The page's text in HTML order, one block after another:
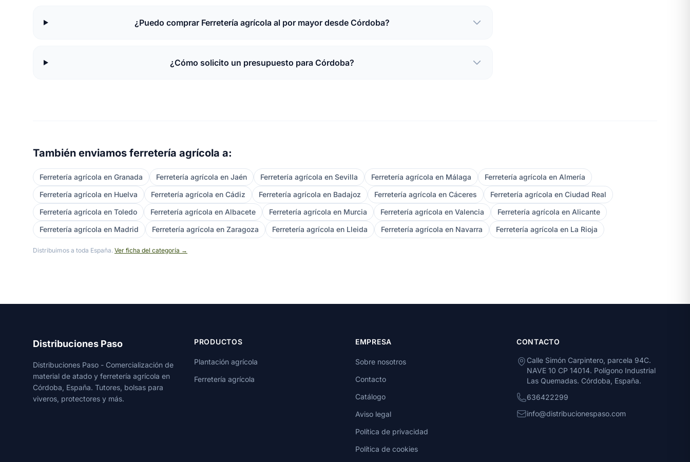
¿Puedo comprar Ferretería agrícola al por mayor desde Córdoba?
¿Cómo solicito un presupuesto para Córdoba?
También enviamos ferretería agrícola a:
Ferretería agrícola en Granada Ferretería agrícola en Jaén Ferretería agrícola en Sevilla Ferretería agrícola en Málaga
Ferretería agrícola en Almería
Ferretería agrícola en Huelva
Ferretería agrícola en Cádiz Ferretería agrícola en Badajoz Ferretería agrícola en Cáceres
Ferretería agrícola en Ciudad Real
Ferretería agrícola en Toledo
Ferretería agrícola en Albacete Ferretería agrícola en Murcia Ferretería agrícola en Valencia
Ferretería agrícola en Alicante
Ferretería agrícola en Madrid
Ferretería agrícola en Zaragoza Ferretería agrícola en Lleida Ferretería agrícola en Navarra Ferretería agrícola en La Rioja
Distribuimos a toda España. Ver ficha del categoría →
Distribuciones Paso
Distribuciones Paso - Comercialización de
material de atado y ferretería agrícola en
Córdoba, España. Tutores, bolsas para
viveros, protectores y más.
PRODUCTOS
Plantación agrícola
Ferretería agrícola
EMPRESA
Sobre nosotros
Contacto
Catálogo
Aviso legal
Política de privacidad
Política de cookies
CONTACTO
Calle Simón Carpintero, parcela 94C.
NAVE 10 CP 14014. Polígono Industrial
Las Quemadas. Córdoba, España.
636422299
info@distribucionespaso.com